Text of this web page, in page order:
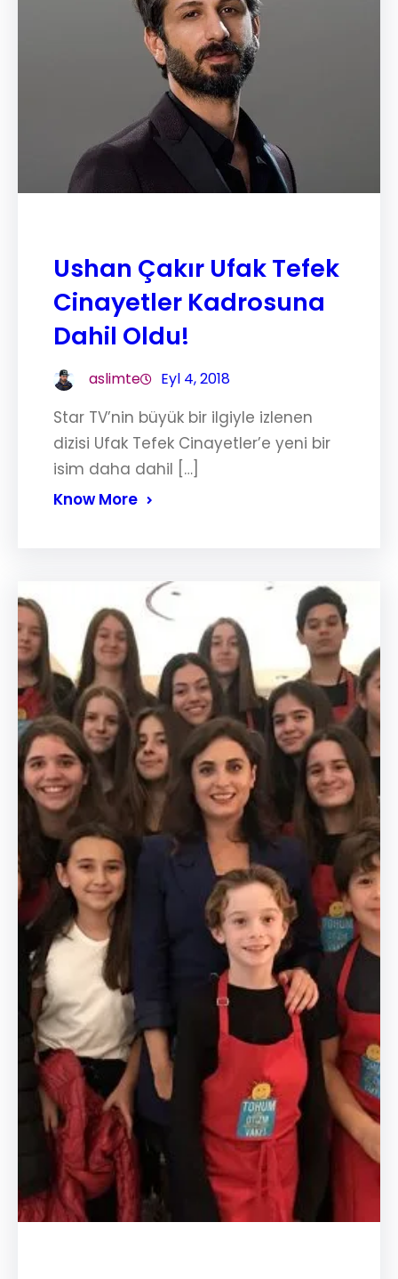
Ushan Çakır Ufak Tefek
Cinayetler Kadrosuna
Dahil Oldu!
aslimte Eyl 4, 2018
Star TV’nin büyük bir ilgiyle izlenen
dizisi Ufak Tefek Cinayetler’e yeni bir
isim daha dahil […]
Know More